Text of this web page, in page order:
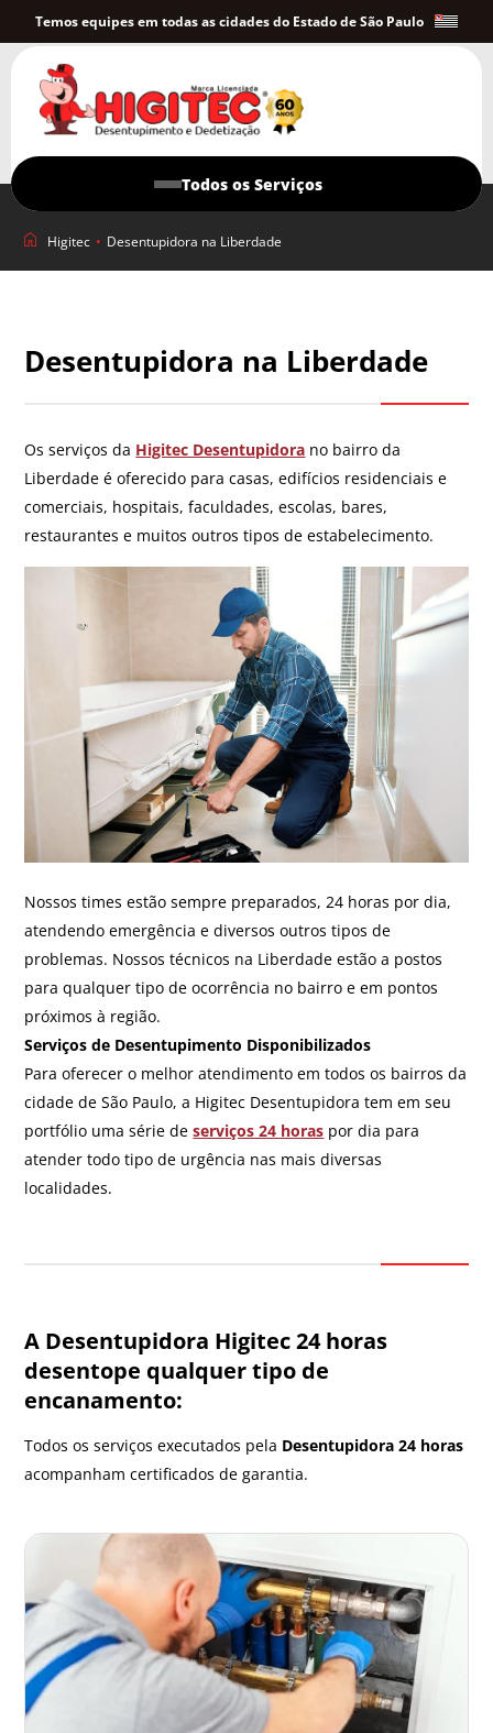
Higitec • Desentupidora na Liberdade
Desentupidora na Liberdade
Os serviços da Higitec Desentupidora no bairro da
Liberdade é oferecido para casas, edifícios residenciais e
comerciais, hospitais, faculdades, escolas, bares,
restaurantes e muitos outros tipos de estabelecimento.
Nossos times estão sempre preparados, 24 horas por dia,
atendendo emergência e diversos outros tipos de
problemas. Nossos técnicos na Liberdade estão a postos
para qualquer tipo de ocorrência no bairro e em pontos
próximos à região.
Serviços de Desentupimento Disponibilizados
Para oferecer o melhor atendimento em todos os bairros da
cidade de São Paulo, a Higitec Desentupidora tem em seu
portfólio uma série deserviços 24 horas por dia para
atender todo tipo de urgência nas mais diversas
localidades.
A Desentupidora Higitec 24 horas
desentope qualquer tipo de
encanamento:
Todos os serviços executados pela Desentupidora 24 horas
acompanham certificados de garantia.
Temos equipes em todas as cidades do Estado de São Paulo
Todos os Serviços